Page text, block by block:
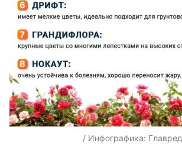
/ Инфографика: Главред